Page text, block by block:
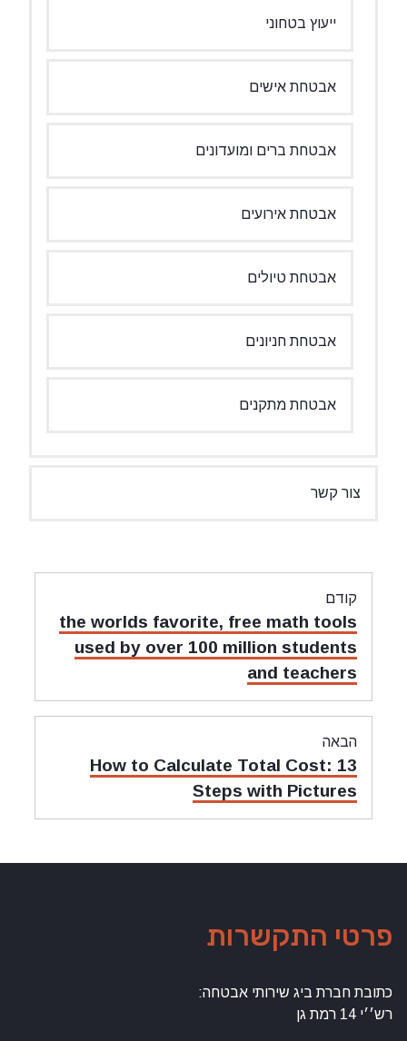
ייעוץ בטחוני
אבטחת אישים
אבטחת ברים ומועדונים
אבטחת אירועים
אבטחת טיולים
אבטחת חניונים
אבטחת מתקנים
צור קשר
ניווט
קודם
מאמר
קודם:
the worlds favorite, free math tools
used by over 100 million students
and teachers
הבאה
מאמר
הבאה:
How to Calculate Total Cost: 13
Steps with Pictures
פרטי התקשרות
כתובת חברת ביג שירותי אבטחה:
רש׳׳י 14 רמת גן